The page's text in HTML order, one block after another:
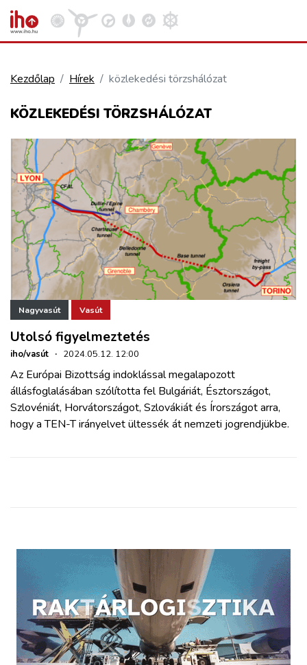
VASÚT
KÖZÚT
REPÜLÉS
KÖZLEKEDÉSFEJLESZTÉS
ELLÁTÁSI LÁNC
ZÖLDÚT
HAJÓZÁS
BLOG
ARCHÍVUM
Kezdőlap Hírek közlekedési törzshálózat
KÖZLEKEDÉSI TÖRZSHÁLÓZAT
Nagyvasút Vasút
Utolsó figyelmeztetés
iho/vasút · 2024.05.12. 12:00
Az Európai Bizottság indoklással megalapozott
állásfoglalásában szólította fel Bulgáriát, Észtországot,
Szlovéniát, Horvátországot, Szlovákiát és Írországot arra,
hogy a TEN-T irányelvet ültessék át nemzeti jogrendjükbe.